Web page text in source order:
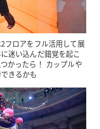
フロアをフル活用して展
迷い込んだ錯覚を起こ
かったら！ カップルや
きるかも